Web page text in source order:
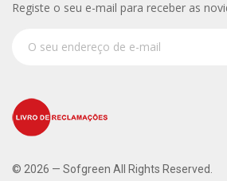
Registe o seu e-mail para receber as
© 2026 — Sofgreen All Rights Reserved.